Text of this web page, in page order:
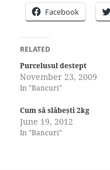
Facebook
RELATED
Purcelusul destept
November 23, 2009
In "Bancuri"
Cum să slăbești 2kg
June 19, 2012
In "Bancuri"